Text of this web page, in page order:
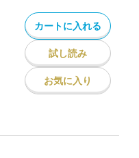
カートに入れる
試し読み
お気に入り